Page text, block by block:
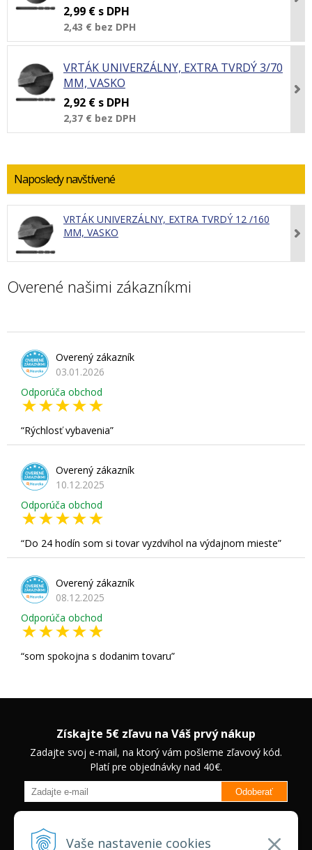
Vaše nastavenie cookies
2,99 € s DPH
2,43 € bez DPH
VRTÁK UNIVERZÁLNY, EXTRA TVRDÝ 3/70
MM, VASKO
2,92 € s DPH
2,37 € bez DPH
Naposledy navštívené
VRTÁK UNIVERZÁLNY, EXTRA TVRDÝ 12 /160
MM, VASKO
Overené našimi zákazníkmi
Overený zákazník
03.01.2026
Odporúča obchod
Rýchlosť vybavenia
Overený zákazník
10.12.2025
Odporúča obchod
Do 24 hodín som si tovar vyzdvihol na výdajnom mieste
Overený zákazník
08.12.2025
Odporúča obchod
som spokojna s dodanim tovaru
Získajte 5€ zľavu na Váš prvý nákup
Zadajte svoj e-mail, na ktorý vám pošleme zľavový kód.
Platí pre objednávky nad 40€.
Odoberať
zľavách na vybrané produkty.
Neplatí pre Veľkoobchodných